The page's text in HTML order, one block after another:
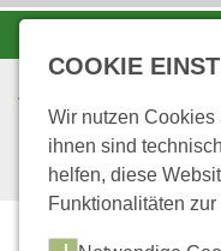
COOKIE
Wir nutzen Cookies
ihnen sind
helfen, diese
Funktionalitäten